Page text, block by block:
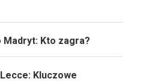
Madryt: Kto zagra?
Lecce: Kluczowe